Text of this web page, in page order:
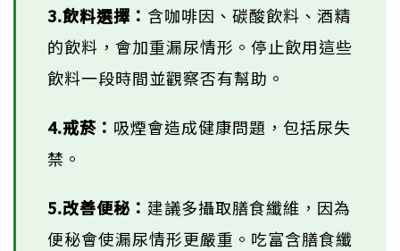
3.飲料選擇： 含咖啡因、碳酸飲料、酒精
的飲料，會加重漏尿情形。停止飲用這些
飲料一段時間並觀察否有幫助。
4.戒菸： 吸煙會造成健康問題，包括尿失
禁。
5.改善便秘： 建議多攝取膳食纖維，因為
便秘會使漏尿情形更嚴重。吃富含膳食纖